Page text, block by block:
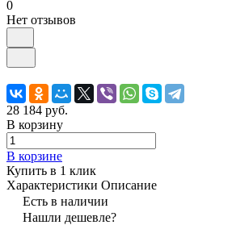
0
Нет отзывов
28 184 руб.
В корзину
В корзине
Купить в 1 клик
Характеристики Описание
Есть в наличии
Нашли дешевле?